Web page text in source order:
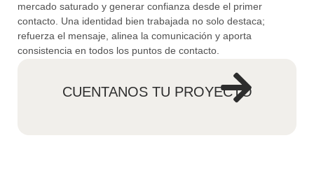
mercado saturado y generar confianza desde el primer
contacto. Una identidad bien trabajada no solo destaca;
refuerza el mensaje, alinea la comunicación y aporta
consistencia en todos los puntos de contacto.
CUENTANOS TU PROYECTO